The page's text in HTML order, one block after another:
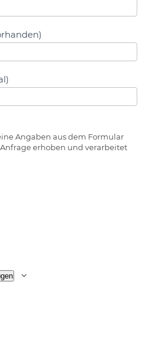
Angaben aus dem Formular
erhoben und verarbeitet